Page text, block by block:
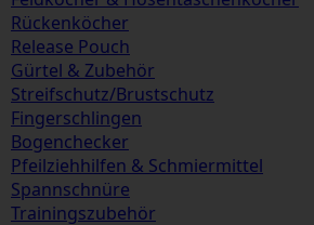
Rückenköcher
Release Pouch
Gürtel & Zubehör
Streifschutz/Brustschutz
Fingerschlingen
Bogenchecker
Pfeilziehhilfen & Schmiermittel
Spannschnüre
Trainingszubehör